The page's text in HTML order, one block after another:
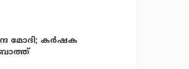
മോദി; കര്‍ഷക
ബാത്ത്